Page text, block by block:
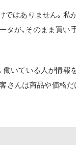
ではありません。私
タが、そのまま買い
働いている人が情報
さんは商品や価格だ